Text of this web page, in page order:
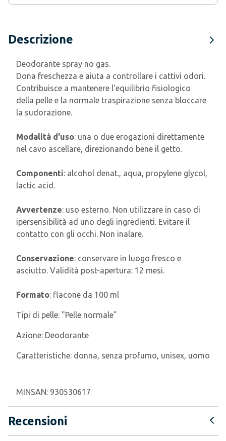
Descrizione
Deodorante spray no gas.
Dona freschezza e aiuta a controllare i cattivi odori.
Contribuisce a mantenere l'equilibrio fisiologico
della pelle e la normale traspirazione senza bloccare
la sudorazione.
Modalità d'uso: una o due erogazioni direttamente
nel cavo ascellare, direzionando bene il getto.
Componenti: alcohol denat., aqua, propylene glycol,
lactic acid.
Avvertenze: uso esterno. Non utilizzare in caso di
ipersensibilità ad uno degli ingredienti. Evitare il
contatto con gli occhi. Non inalare.
Conservazione: conservare in luogo fresco e
asciutto. Validità post-apertura: 12 mesi.
Formato: flacone da 100 ml
Tipi di pelle: "Pelle normale"
Azione: Deodorante
Caratteristiche: donna, senza profumo, unisex, uomo
MINSAN: 930530617
Recensioni